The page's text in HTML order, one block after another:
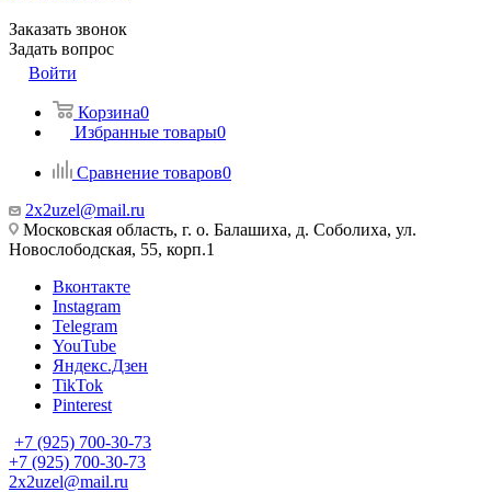
Заказать звонок
Задать вопрос
Войти
Корзина0
Избранные товары0
Сравнение товаров0
2x2uzel@mail.ru
Московская область, г. о. Балашиха, д. Соболиха, ул.
Новослободская, 55, корп.1
Вконтакте
Instagram
Telegram
YouTube
Яндекс.Дзен
TikTok
Pinterest
+7 (925) 700-30-73
+7 (925) 700-30-73
2x2uzel@mail.ru